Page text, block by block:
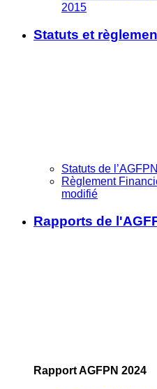
2015
Statuts et
Statuts de
Règlement
modifié
Rapports de
Rapport AGFPN 2024